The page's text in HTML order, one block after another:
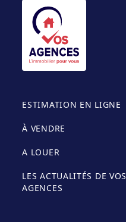
ESTIMATION EN LIGNE
À VENDRE
A LOUER
LES ACTUALITÉS DE VOS
AGENCES